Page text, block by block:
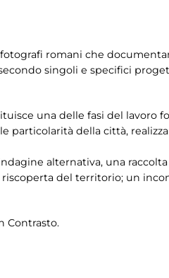
romani che
singoli e specifici
una delle fasi del
della città,
alternativa, una
riscoperta del territorio; un
Contrasto.